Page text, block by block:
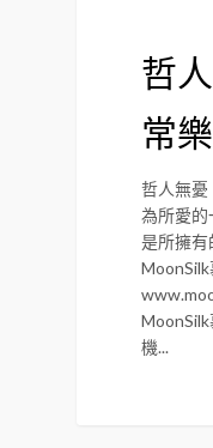
哲
常樂
哲人無憂
為所愛的
是所擁有
機...